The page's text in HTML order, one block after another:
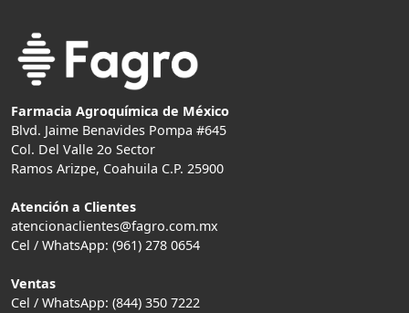
Farmacia Agroquímica de México
Blvd. Jaime Benavides Pompa #645
Col. Del Valle 2o Sector
Ramos Arizpe, Coahuila C.P. 25900
Atención a Clientes
atencionaclientes@fagro.com.mx
Cel / WhatsApp: (961) 278 0654
Ventas
Cel / WhatsApp: (844) 350 7222